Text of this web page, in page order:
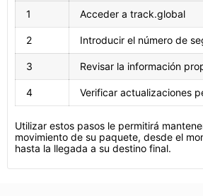
1 Acceder a track.global
2 Introducir el número de
3 Revisar la información
4 Verificar actualizaciones
Utilizar estos pasos le permitirá
movimiento de su paquete, desde el
hasta la llegada a su destino final.